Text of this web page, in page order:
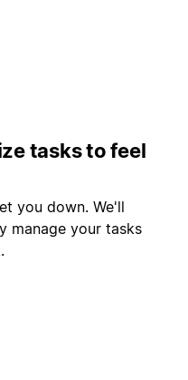
tasks to feel
you down. We'll
manage your tasks